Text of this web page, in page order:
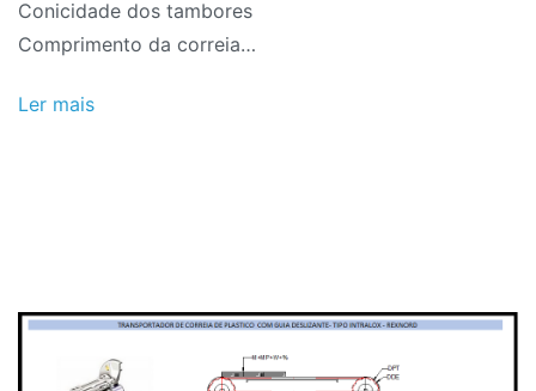
Conicidade dos tambores
Comprimento da correia…
Ler mais